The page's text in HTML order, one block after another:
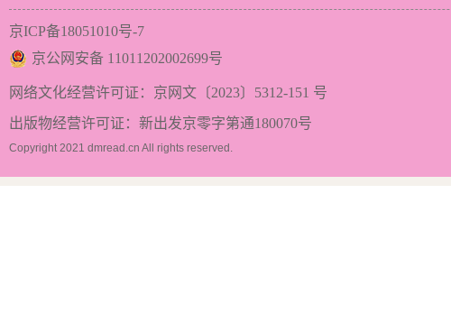
京ICP备18051010号-7
京公网安备 11011202002699号
网络文化经营许可证：京网文〔2023〕5312-151 号
出版物经营许可证：新出发京零字第通180070号
Copyright 2021 dmread.cn All rights reserved.